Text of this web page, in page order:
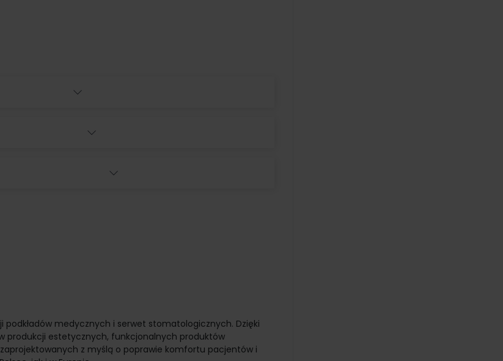
medycznych i serwet stomatologicznych. Dzięki
produkcji estetycznych, funkcjonalnych produktów
z myślą o poprawie komfortu pacjentów i